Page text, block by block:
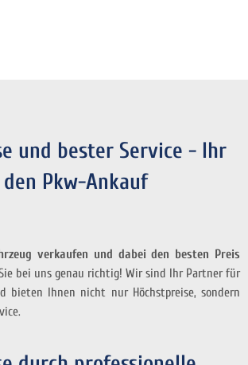
und bester Service - Ihr
Pkw-Ankauf
verkaufen und dabei den besten Preis
bei uns genau richtig! Wir sind Ihr Partner für
bieten Ihnen nicht nur Höchstpreise, sondern